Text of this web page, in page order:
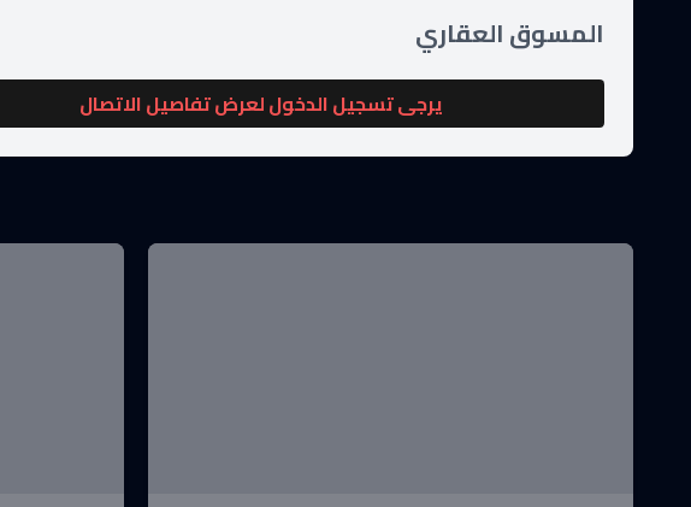
المسوق العقاري
يرجى تسجيل الدخول لعرض تفاصيل الاتصال